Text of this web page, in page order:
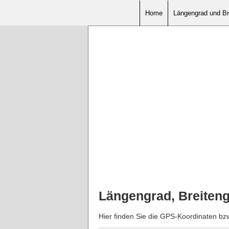
Home Längengrad und
Längengrad,
Hier finden Sie die GPS-Koordinaten